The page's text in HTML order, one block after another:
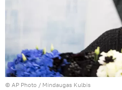
© AP Photo / Mindaugas Kulbis